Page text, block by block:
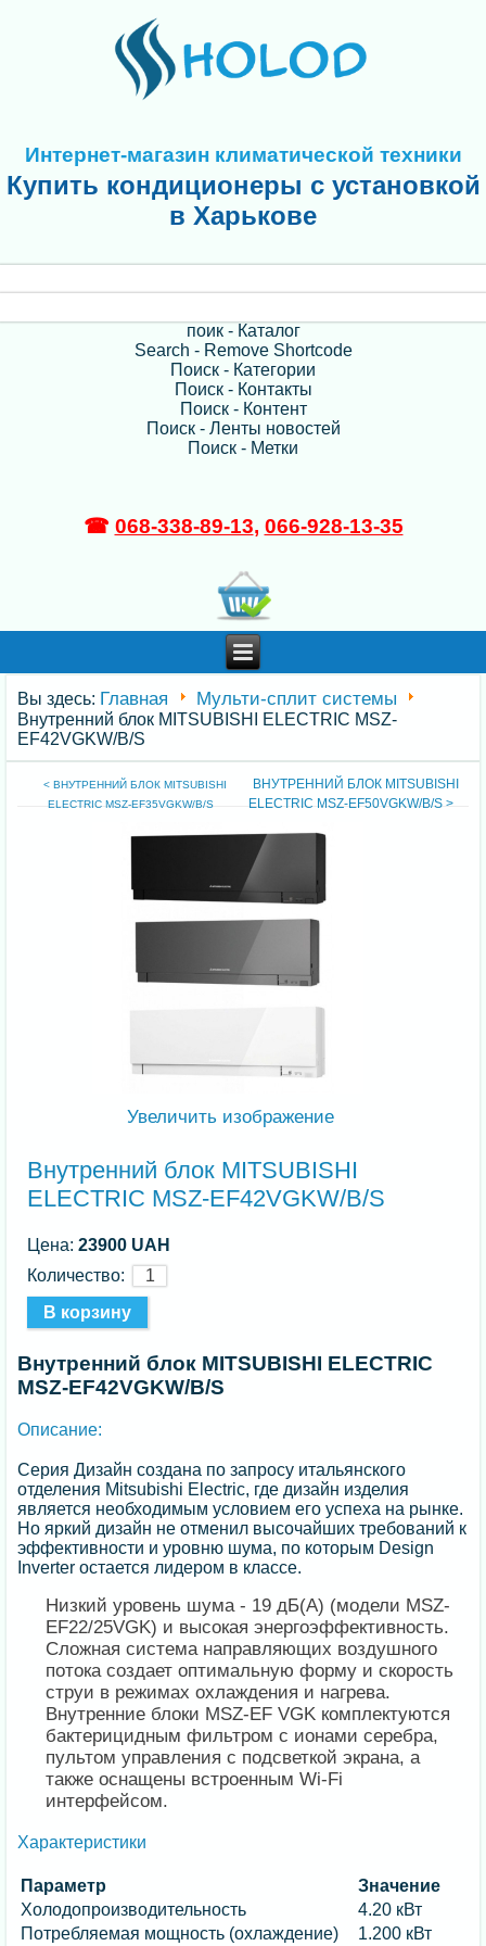
Интернет-магазин климатической техники
Купить кондиционеры с установкой
в Харькове
поик - Каталог
Search - Remove Shortcode
Поиск - Категории
Поиск - Контакты
Поиск - Контент
Поиск - Ленты новостей
Поиск - Метки
☎ 068-338-89-13, 066-928-13-35
Вы здесь: Главная Мульти-сплит системы
Внутренний блок MITSUBISHI ELECTRIC MSZ-
EF42VGKW/B/S
< ВНУТРЕННИЙ БЛОК MITSUBISHI
ELECTRIC MSZ-EF35VGKW/B/S
ВНУТРЕННИЙ БЛОК MITSUBISHI
ELECTRIC MSZ-EF50VGKW/B/S >
Увеличить изображение
Внутренний блок MITSUBISHI
ELECTRIC MSZ-EF42VGKW/B/S
Цена:23900 UAH
Количество:
Внутренний блок MITSUBISHI ELECTRIC
MSZ-EF42VGKW/B/S
Описание:
Серия Дизайн создана по запросу итальянского
отделения Mitsubishi Electric, где дизайн изделия
является необходимым условием его успеха на рынке.
Но яркий дизайн не отменил высочайших требований к
эффективности и уровню шума, по которым Design
Inverter остается лидером в классе.
Низкий уровень шума - 19 дБ(А) (модели MSZ-
EF22/25VGK) и высокая энергоэффективность.
Сложная система направляющих воздушного
потока создает оптимальную форму и скорость
струи в режимах охлаждения и нагрева.
Внутренние блоки MSZ-EF VGK комплектуются
бактерицидным фильтром с ионами серебра,
пультом управления с подсветкой экрана, а
также оснащены встроенным Wi-Fi
интерфейсом.
Характеристики
Параметр
Значение
Холодопроизводительность
4.20 кВт
Потребляемая мощность (охлаждение)
1.200 кВт